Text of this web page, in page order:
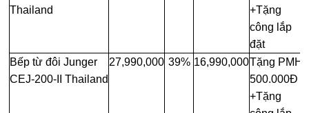
Thailand
+Tặng
công lắp
đặt
Bếp từ đôi Junger
CEJ-200-II Thailand
27,990,000 39% 16,990,000Tặng PMH
500.000Đ
+Tặng